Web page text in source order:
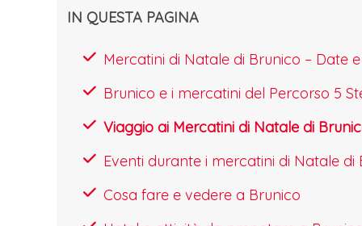
In seguito trasferimento a Brunico e
alpina di imparagonabile fascino
oggettistica, di abbigliamento,
di Natale di Brunico, in Alto Adige,
caratteristiche della regione. Collocati
IN QUESTA PAGINA
Mercatini di Natale di Brunico – Date
Brunico e i mercatini del Percorso 5
Viaggio ai Mercatini di Natale di
Eventi durante i mercatini di Natale di
Cosa fare e vedere a Brunico